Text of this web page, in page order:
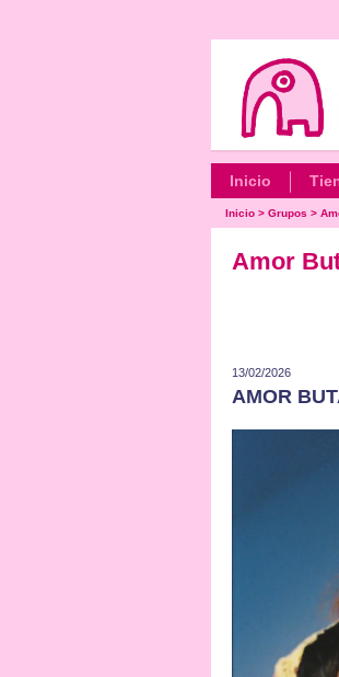
Inicio
Inicio> Grupos >
Amor
13/02/2026
AMOR